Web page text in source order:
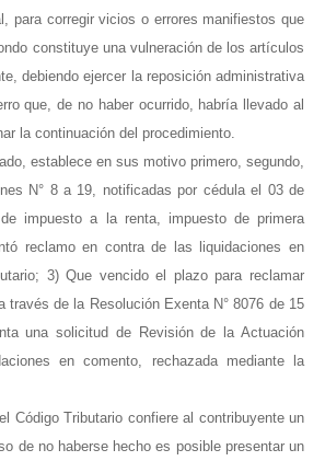
para corregir vicios o errores manifiestos que
constituye una vulneración de los artículos
debiendo ejercer la reposición administrativa
que, de no haber ocurrido, habría llevado al
la continuación del procedimiento.
establece en sus motivo primero, segundo,
N° 8 a 19, notificadas por cédula el 03 de
impuesto a la renta, impuesto de primera
reclamo en contra de las liquidaciones en
3) Que vencido el plazo para reclamar
de la Resolución Exenta N° 8076 de 15
una solicitud de Revisión de la Actuación
en comento, rechazada mediante la
Código Tributario confiere al contribuyente un
de no haberse hecho es posible presentar un